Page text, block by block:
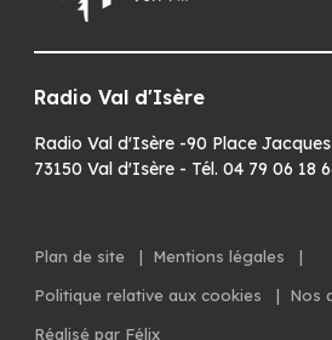
Radio Val d'Isère
Radio Val d'Isère -90 Place
73150 Val d'Isère - Tél. 04 79 06 18
Plan de site | Mentions légales
|
Politique relative aux cookies
| Nos
Réalisé par Félix